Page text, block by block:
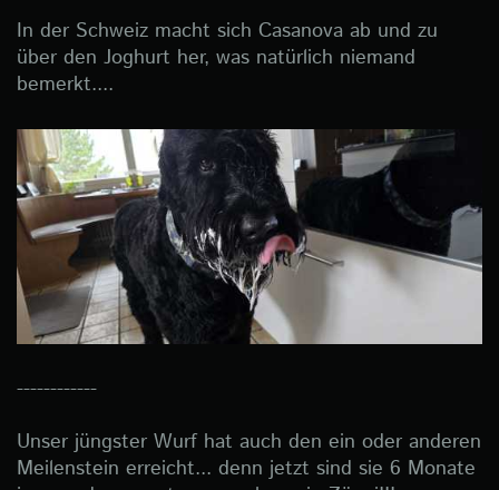
In der Schweiz macht sich Casanova ab und zu
über den Joghurt her, was natürlich niemand
bemerkt....
------------
Unser jüngster Wurf hat auch den ein oder anderen
Meilenstein erreicht... denn jetzt sind sie 6 Monate